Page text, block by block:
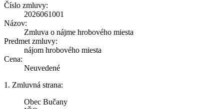
Číslo zmluvy:
2026061001
Názov:
Zmluva o nájme hrobového miesta
Predmet zmluvy:
nájom hrobového miesta
Cena:
Neuvedené
1. Zmluvná strana:
Obec Bučany